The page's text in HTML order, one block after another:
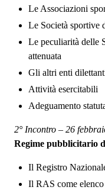
Le Associazioni
Le Società sportive
Le peculiarità delle
attenuata
Gli altri enti
Attività esercitabili
Adeguamento
2° Incontro – 26
Regime pubblicitario
Il Registro
Il RAS come